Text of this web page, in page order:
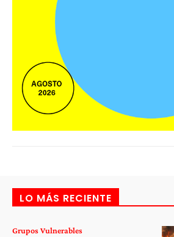
LO MÁS RECIENTE
Grupos Vulnerables